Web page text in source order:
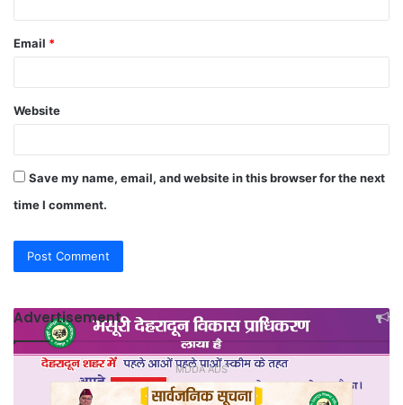
Email *
Website
Save my name, email, and website in this browser for the next
time I comment.
Advertisement
MDDA ADS